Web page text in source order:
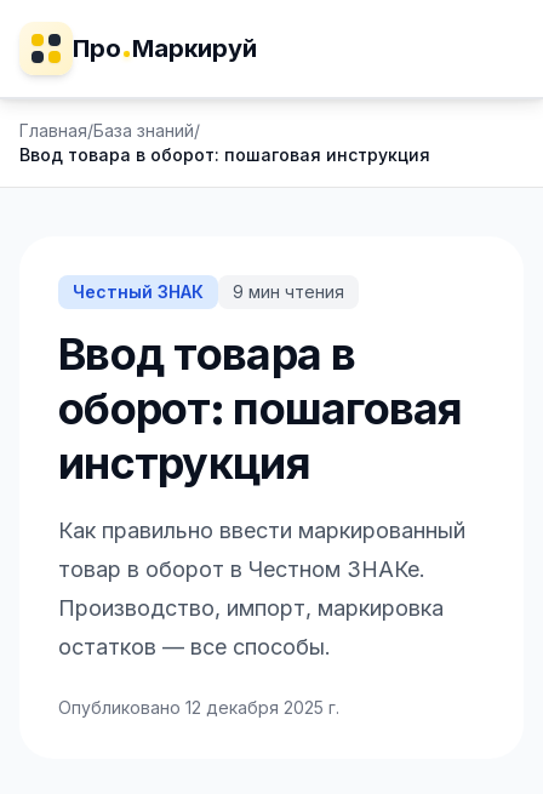
Про Маркируй
Главная/База знаний/
Ввод товара в оборот: пошаговая инструкция
Честный ЗНАК 9 мин чтения
Ввод товара в
оборот: пошаговая
инструкция
Как правильно ввести маркированный
товар в оборот в Честном ЗНАКе.
Производство, импорт, маркировка
остатков — все способы.
Опубликовано 12 декабря 2025 г.